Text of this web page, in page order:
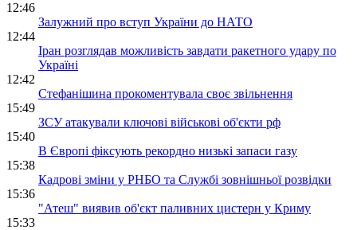
12:46
Залужний про вступ України до НАТО
12:44
Іран розглядав можливість завдати ракетного удару по
Україні
12:42
Стефанішина прокоментувала своє звільнення
15:49
ЗСУ атакували ключові військові об'єкти рф
15:40
В Європі фіксують рекордно низькі запаси газу
15:38
Кадрові зміни у РНБО та Службі зовнішньої розвідки
15:36
"Атеш" виявив об'єкт паливних цистерн у Криму
15:33